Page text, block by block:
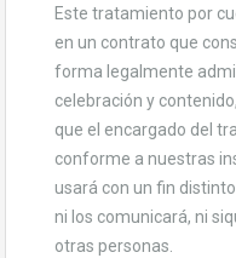
Este tratamiento por
en un contrato que
forma legalmente
celebración y
que el encargado del
conforme a nuestras
usará con un fin
ni los comunicará, ni
otras personas.